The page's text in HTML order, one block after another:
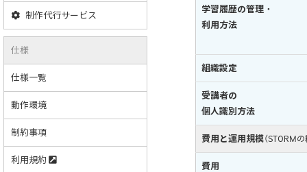
学習履歴の管理・
利用方法
組織設定
受講者の
個人識別方法
費用と運用規模（STORM
費用
制作代行サービス
仕様
仕様一覧
動作環境
制約事項
利用規約